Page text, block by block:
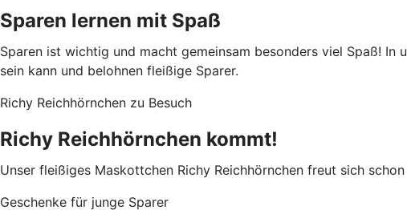
Sparen lernen mit Spaß
Sparen ist wichtig und macht gemeinsam besonders viel Spaß! In
sein kann und belohnen fleißige Sparer.
Richy Reichhörnchen zu Besuch
Richy Reichhörnchen kommt!
Unser fleißiges Maskottchen Richy Reichhörnchen freut sich
Geschenke für junge Sparer